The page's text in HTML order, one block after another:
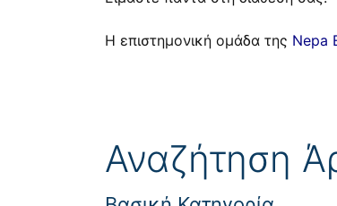
Η επιστημονική ομάδα της Nepa
Αναζήτηση